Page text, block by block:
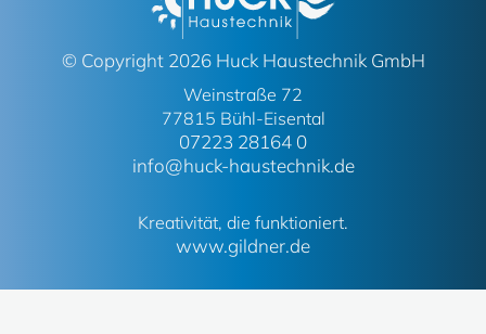
© Copyright 2026 Huck Haustechnik GmbH
Weinstraße 72
77815 Bühl-Eisental
07223 28164 0
info@huck-haustechnik.de
Kreativität, die funktioniert.
www.gildner.de